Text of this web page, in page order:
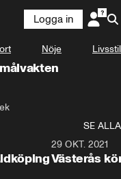
Logga in
Nöje Livsstil
SE ALLA
29 OKT. 2021
Västerås